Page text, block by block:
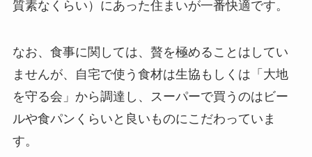
質素なくらい）にあった住まいが一番快適です。
なお、食事に関しては、贅を極めることはしてい
ませんが、自宅で使う食材は生協もしくは「大地
を守る会」から調達し、スーパーで買うのはビー
ルや食パンくらいと良いものにこだわっていま
す。